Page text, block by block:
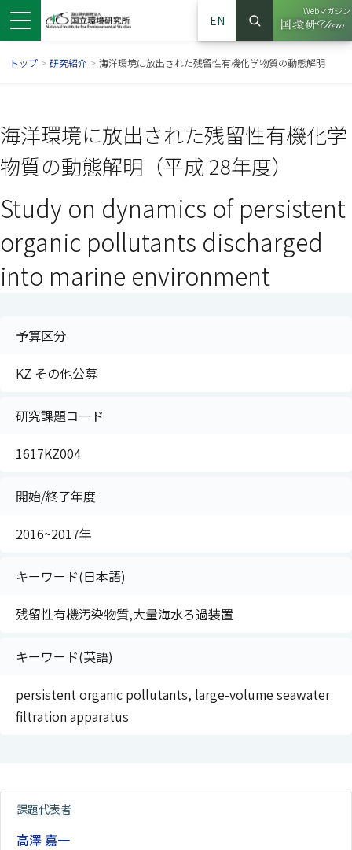
ドウで開きます）
ンドウで開きます）
ウインドウで開きます）
EN
サイト内検索
検索
Webマガジン
（別ウイ
トップ > 研究紹介 > 海洋環境に放出された残留性有機化学物質の動態解明
海洋環境に放出された残留性有機化学
物質の動態解明（平成 28年度）
Study on dynamics of persistent
organic pollutants discharged
into marine environment
予算区分
KZ その他公募
研究課題コード
1617KZ004
開始/終了年度
2016~2017年
キーワード(日本語)
残留性有機汚染物質,大量海水ろ過装置
キーワード(英語)
persistent organic pollutants, large-volume seawater
filtration apparatus
課題代表者
高澤 嘉一